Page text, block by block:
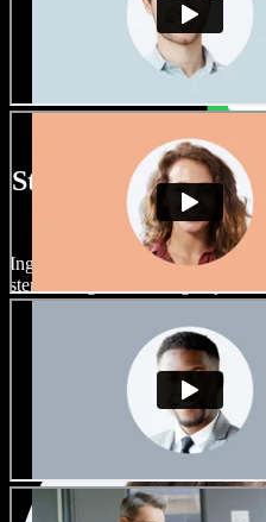
Stort utvalg av
med alle
Ingen prosjekter trenger å høres
stemmer og aksenter, og finjuster